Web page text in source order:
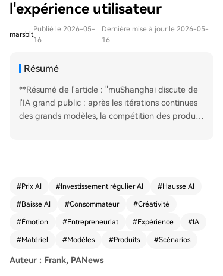
l'expérience utilisateur
marsbit
Publié le 2026-05-
16
Dernière mise à jour le 2026-05-
16
Résumé
**Résumé de l'article : "muShanghai discute de
l'IA grand public : après les itérations continues
des grands modèles, la compétition des produits
open source, création musicale) ont discuté des
nsommateurs. Ils s'accordent sur le fait que si les
modèles fondateurs deviennent de plus en plus
re s'accentuent. Le consensus est que la technol
#Prix AI #Investissement régulier AI #Hausse AI
#Baisse AI #Consommateur #Créativité
#Émotion #Entrepreneuriat #Expérience #IA
#Matériel #Modèles #Produits #Scénarios
Auteur : Frank, PANews